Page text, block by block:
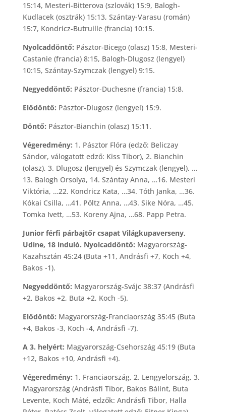
15:14, Mesteri-Bitterova (szlovák) 15:9, Balogh-
Kudlacek (osztrák) 15:13, Szántay-Varasu (román)
15:7, Kondricz-Butruille (francia) 10:15.
Nyolcaddöntő: Pásztor-Bicego (olasz) 15:8, Mesteri-
Castanie (francia) 8:15, Balogh-Dlugosz (lengyel)
10:15, Szántay-Szymczak (lengyel) 9:15.
Negyeddöntő: Pásztor-Duchesne (francia) 15:8.
Elődöntő: Pásztor-Dlugosz (lengyel) 15:9.
Döntő: Pásztor-Bianchin (olasz) 15:11.
Végeredmény: 1. Pásztor Flóra (edző: Beliczay
Sándor, válogatott edző: Kiss Tibor), 2. Bianchin
(olasz), 3. Dlugosz (lengyel) és Szymczak (lengyel), …
13. Balogh Orsolya, 14. Szántay Anna, …16. Mesteri
Viktória, …22. Kondricz Kata, …34. Tóth Janka, …36.
Kókai Csilla, …41. Pöltz Anna, …43. Sike Nóra, …45.
Tomka Ivett, …53. Koreny Ajna, …68. Papp Petra.
Junior férfi párbajtőr csapat Világkupaverseny,
Udine, 18 induló. Nyolcaddöntő: Magyarország-
Kazahsztán 45:24 (Buta +11, Andrásfi +7, Koch +4,
Bakos -1).
Negyeddöntő: Magyarország-Svájc 38:37 (Andrásfi
+2, Bakos +2, Buta +2, Koch -5).
Elődöntő: Magyarország-Franciaország 35:45 (Buta
+4, Bakos -3, Koch -4, Andrásfi -7).
A 3. helyért: Magyarország-Csehország 45:19 (Buta
+12, Bakos +10, Andrásfi +4).
Végeredmény: 1. Franciaország, 2. Lengyelország, 3.
Magyarország (Andrásfi Tibor, Bakos Bálint, Buta
Levente, Koch Máté, edzők: Andrásfi Tibor, Halla